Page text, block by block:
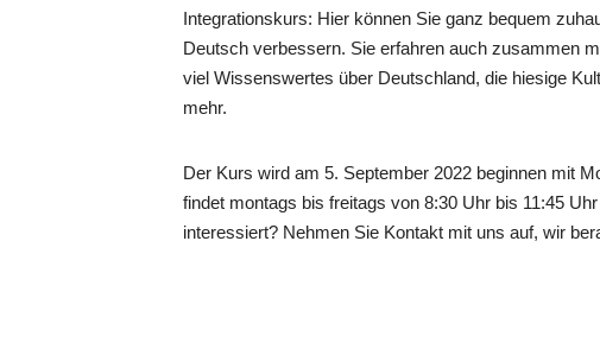
Integrationskurs: Hier können Sie ganz bequem
Deutsch verbessern. Sie erfahren auch zusammen
viel Wissenswertes über Deutschland, die hiesige
mehr.
Der Kurs wird am 5. September 2022 beginnen mit
findet montags bis freitags von 8:30 Uhr bis 11:45
interessiert? Nehmen Sie Kontakt mit uns auf, wir